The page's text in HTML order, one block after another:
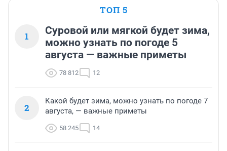
ТОП 5
1
Суровой или мягкой будет зима,
можно узнать по погоде 5
августа — важные приметы
78 812 12
2
Какой будет зима, можно узнать по погоде 7
августа, — важные приметы
58 245 14